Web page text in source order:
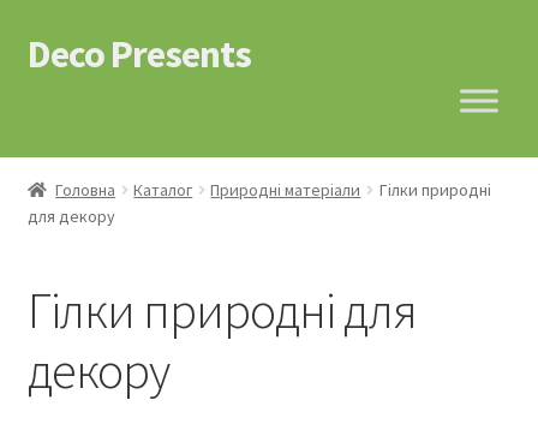
Перейти
до
Перейти
до
Deco Presents
Головна Каталог Природні матеріали
Гілки природні
для декору
Гілки природні для
декору